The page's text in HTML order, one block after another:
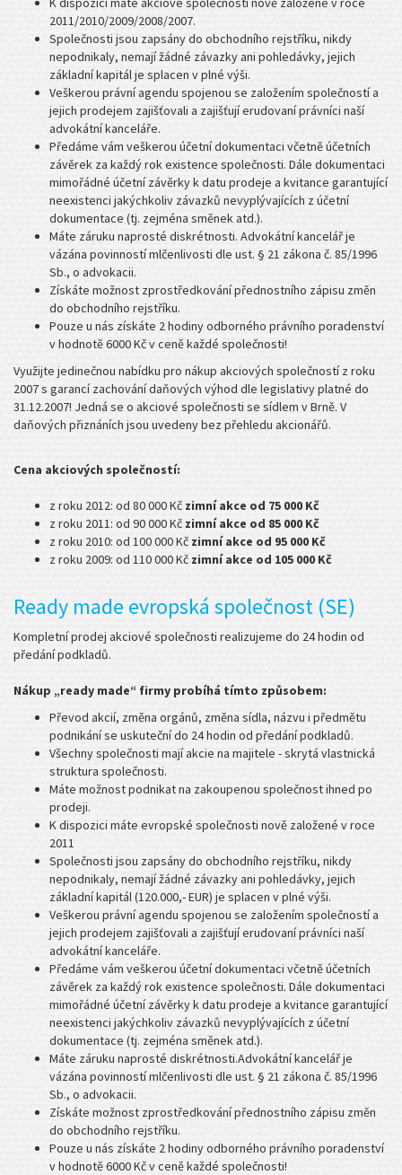
2011/2010/2009/2008/2007.
Společnosti jsou zapsány do obchodního rejstříku, nikdy
nepodnikaly, nemají žádné závazky ani pohledávky, jejich
základní kapitál je splacen v plné výši.
Veškerou právní agendu spojenou se založením společností a
jejich prodejem zajišťovali a zajišťují erudovaní právníci naší
advokátní kanceláře.
Předáme vám veškerou účetní dokumentaci včetně účetních
závěrek za každý rok existence společnosti. Dále dokumentaci
mimořádné účetní závěrky k datu prodeje a kvitance garantující
neexistenci jakýchkoliv závazků nevyplývajících z účetní
dokumentace (tj. zejména směnek atd.).
Máte záruku naprosté diskrétnosti. Advokátní kancelář je
vázána povinností mlčenlivosti dle ust. § 21 zákona č. 85/1996
Sb., o advokacii.
Získáte možnost zprostředkování přednostního zápisu změn
do obchodního rejstříku.
Pouze u nás získáte 2 hodiny odborného právního poradenství
v hodnotě 6000 Kč v ceně každé společnosti!
Využijte jedinečnou nabídku pro nákup akciových společností z roku
2007 s garancí zachování daňových výhod dle legislativy platné do
31.12.2007! Jedná se o akciové společnosti se sídlem v Brně. V
daňových přiznáních jsou uvedeny bez přehledu akcionářů.
Cena akciových společností:
z roku 2012: od 80 000 Kč zimní akce od 75 000 Kč
z roku 2011: od 90 000 Kč zimní akce od 85 000 Kč
z roku 2010: od 100 000 Kč zimní akce od 95 000 Kč
z roku 2009: od 110 000 Kč zimní akce od 105 000 Kč
Ready made evropská společnost (SE)
Kompletní prodej akciové společnosti realizujeme do 24 hodin od
předání podkladů.
Nákup „ready made“ firmy probíhá tímto způsobem:
Převod akcií, změna orgánů, změna sídla, názvu i předmětu
podnikání se uskuteční do 24 hodin od předání podkladů.
Všechny společnosti mají akcie na majitele - skrytá vlastnická
struktura společnosti.
Máte možnost podnikat na zakoupenou společnost ihned po
prodeji.
K dispozici máte evropské společnosti nově založené v roce
2011
Společnosti jsou zapsány do obchodního rejstříku, nikdy
nepodnikaly, nemají žádné závazky ani pohledávky, jejich
základní kapitál (120.000,- EUR) je splacen v plné výši.
Veškerou právní agendu spojenou se založením společností a
jejich prodejem zajišťovali a zajišťují erudovaní právníci naší
advokátní kanceláře.
Předáme vám veškerou účetní dokumentaci včetně účetních
závěrek za každý rok existence společnosti. Dále dokumentaci
mimořádné účetní závěrky k datu prodeje a kvitance garantující
neexistenci jakýchkoliv závazků nevyplývajících z účetní
dokumentace (tj. zejména směnek atd.).
Máte záruku naprosté diskrétnosti.Advokátní kancelář je
vázána povinností mlčenlivosti dle ust. § 21 zákona č. 85/1996
Sb., o advokacii.
Získáte možnost zprostředkování přednostního zápisu změn
do obchodního rejstříku.
Pouze u nás získáte 2 hodiny odborného právního poradenství
v hodnotě 6000 Kč v ceně každé společnosti!